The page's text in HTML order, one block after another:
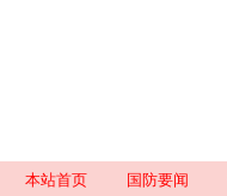
本站首页 国防要闻